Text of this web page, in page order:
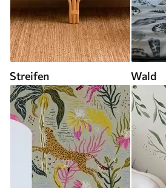
Streifen Wald